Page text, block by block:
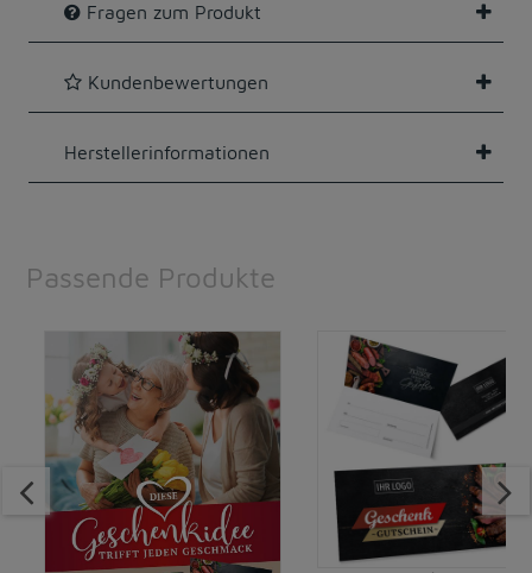
Fragen zum Produkt
Kundenbewertungen
Herstellerinformationen
Passende Produkte